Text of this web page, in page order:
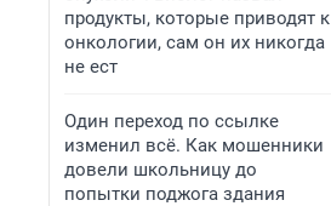
продукты, которые приводят к
онкологии, сам он их никогда
не ест
Один переход по ссылке
изменил всё. Как мошенники
довели школьницу до
попытки поджога здания